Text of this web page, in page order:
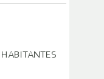
HABITANTES